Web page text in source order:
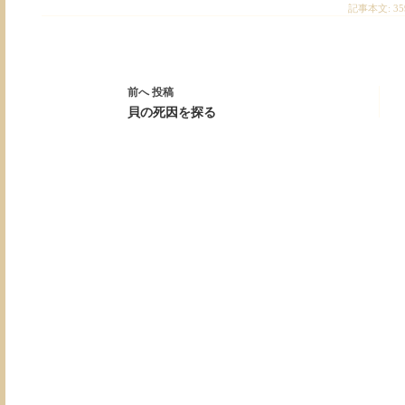
記事本文:
前へ投稿
貝の死因を探る